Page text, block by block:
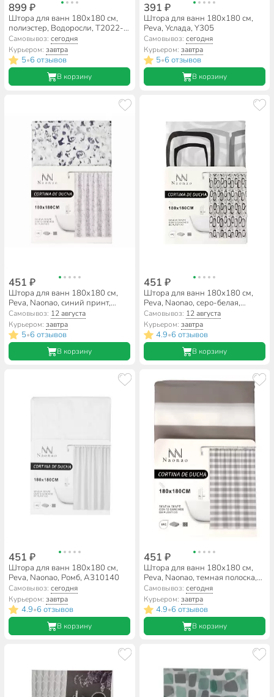
899 ₽
Штора для ванн 180х180 см,
полиэстер, Водоросли, T2022-
7095
Самовывоз:сегодня
Курьером:завтра
5•6 отзывов
В корзину
391 ₽
Штора для ванн 180х180 см,
Peva, Услада, Y305
Самовывоз: сегодня
Курьером: завтра
5•6 отзывов
В корзину
451 ₽
Штора для ванн 180х180 см,
Peva, Naonao, синий принт,
A310147
Самовывоз: 12 августа
Курьером:завтра
5•6 отзывов
В корзину
451 ₽
Штора для ванн 180х180 см,
Peva, Naonao, серо-белая,
A310142
Самовывоз: 12 августа
Курьером: завтра
4.9•6 отзывов
В корзину
451 ₽
Штора для ванн 180х180 см,
Peva, Naonao, Ромб, A310140
Самовывоз:сегодня
Курьером:завтра
4.9•6 отзывов
В корзину
451 ₽
Штора для ванн 180х180 см,
Peva, Naonao, темная полоска,
A310130
Самовывоз: сегодня
Курьером: завтра
4.9•6 отзывов
В корзину